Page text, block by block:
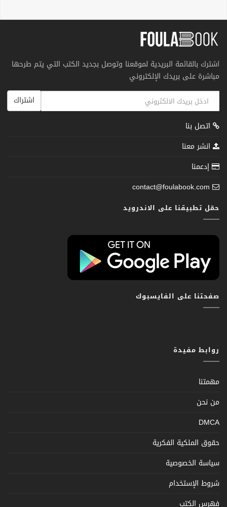
اشترك بالقائمة البريدية لموقعنا وتوصل بجديد الكتب التي يتم طرحها
مباشرة على بريدك الإلكتروني
اشتراك
اتصل بنا
انشر معنا
إدعمنا
contact@foulabook.com
حمّل تطبيقنا على الاندرويد
صفحتنا على الفايسبوك
روابط مفيدة
مهمتنا
من نحن
DMCA
حقوق الملكية الفكرية
سياسة الخصوصية
شروط الإستخدام
فهرس الكتب